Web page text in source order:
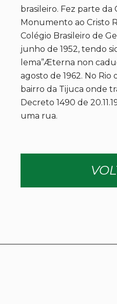
brasileiro. Fez parte da
Monumento ao Cristo
Colégio Brasileiro de
junho de 1952, tendo
lema”Æterna non
agosto de 1962. No Rio
bairro da Tijuca onde
Decreto 1490 de
uma rua.